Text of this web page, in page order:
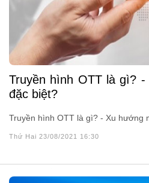
Truyền hình OTT là gì? - Xu hướng mới có gì
đặc biệt?
Truyền hình OTT là gì? - Xu hướng
Thứ Hai 23/08/2021 16:30